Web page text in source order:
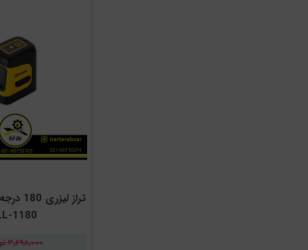
تراز
1180
۳,۶۹۸,۰۰۰ تومان